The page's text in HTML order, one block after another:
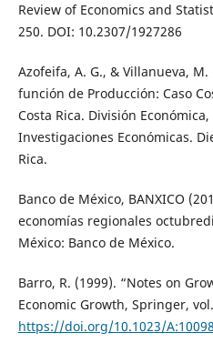
Review of Economics and
250. DOI: 10.2307/1927286
Azofeifa, A. G., & Villanueva,
función de Producción: Caso
Costa Rica. División
Investigaciones Económicas.
Rica.
Banco de México, BANXICO
economías regionales
México: Banco de México.
Barro, R. (1999). “Notes on
Economic Growth, Springer,
https://doi.org/10.1023/